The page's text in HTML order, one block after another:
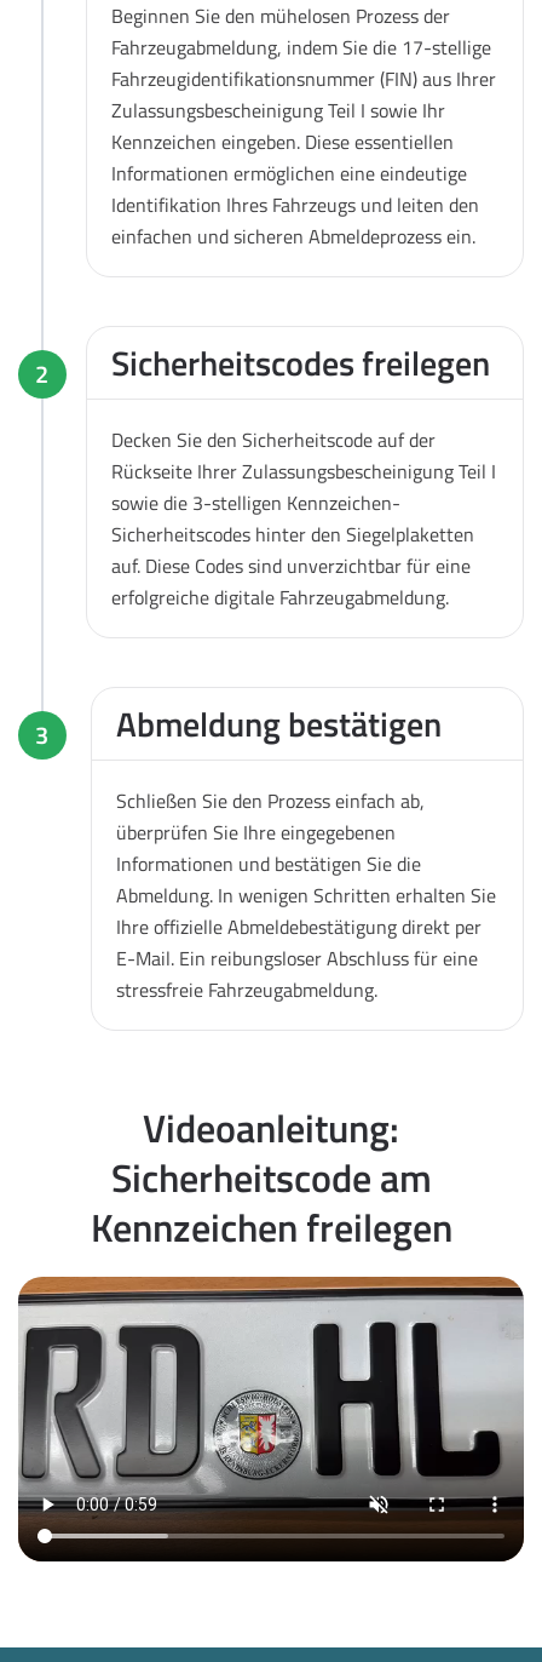
Beginnen Sie den mühelosen Prozess der
Fahrzeugabmeldung, indem Sie die 17-stellige
Fahrzeugidentifikationsnummer (FIN) aus Ihrer
Zulassungsbescheinigung Teil I sowie Ihr
Kennzeichen eingeben. Diese essentiellen
Informationen ermöglichen eine eindeutige
Identifikation Ihres Fahrzeugs und leiten den
einfachen und sicheren Abmeldeprozess ein.
2 Sicherheitscodes freilegen
Decken Sie den Sicherheitscode auf der
Rückseite Ihrer Zulassungsbescheinigung Teil I
sowie die 3-stelligen Kennzeichen-
Sicherheitscodes hinter den Siegelplaketten
auf. Diese Codes sind unverzichtbar für eine
erfolgreiche digitale Fahrzeugabmeldung.
3 Abmeldung bestätigen
Schließen Sie den Prozess einfach ab,
überprüfen Sie Ihre eingegebenen
Informationen und bestätigen Sie die
Abmeldung. In wenigen Schritten erhalten Sie
Ihre offizielle Abmeldebestätigung direkt per
E-Mail. Ein reibungsloser Abschluss für eine
stressfreie Fahrzeugabmeldung.
Videoanleitung:
Sicherheitscode am
Kennzeichen freilegen